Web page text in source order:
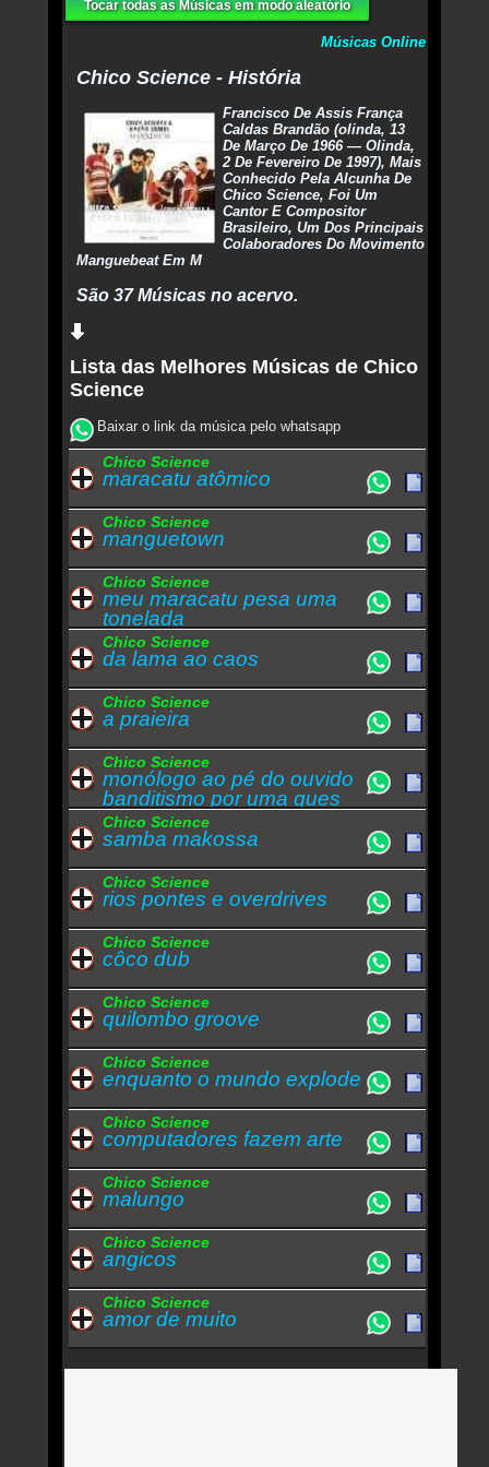
Tocar todas as Músicas em modo aleatório
Músicas Online
Chico Science - História
Francisco De Assis França
Caldas Brandão (olinda, 13
De Março De 1966 — Olinda,
2 De Fevereiro De 1997), Mais
Conhecido Pela Alcunha De
Chico Science, Foi Um
Cantor E Compositor
Brasileiro, Um Dos Principais
Colaboradores Do Movimento
Manguebeat Em M
São 37 Músicas no acervo.
Lista das Melhores Músicas de Chico
Science
Baixar o link da música pelo whatsapp
Chico Science
maracatu atômico
Chico Science
manguetown
Chico Science
meu maracatu pesa uma
tonelada
Chico Science
da lama ao caos
Chico Science
a praieira
Chico Science
monólogo ao pé do ouvido
banditismo por uma ques
Chico Science
samba makossa
Chico Science
rios pontes e overdrives
Chico Science
côco dub
Chico Science
quilombo groove
Chico Science
enquanto o mundo explode
Chico Science
computadores fazem arte
Chico Science
malungo
Chico Science
angicos
Chico Science
amor de muito